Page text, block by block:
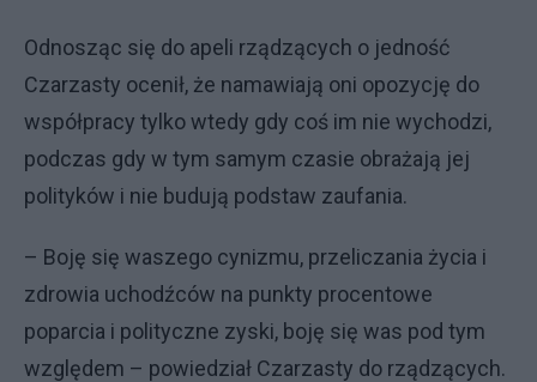
Odnosząc się do apeli rządzących o jedność
Czarzasty ocenił, że namawiają oni opozycję do
współpracy tylko wtedy gdy coś im nie wychodzi,
podczas gdy w tym samym czasie obrażają jej
polityków i nie budują podstaw zaufania.
– Boję się waszego cynizmu, przeliczania życia i
zdrowia uchodźców na punkty procentowe
poparcia i polityczne zyski, boję się was pod tym
względem – powiedział Czarzasty do rządzących.